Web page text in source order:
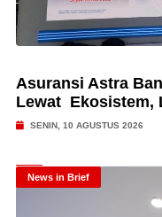
Asuransi Astra
Lewat Ekosistem,
SENIN, 10 AGUSTUS 2026
News in Brief